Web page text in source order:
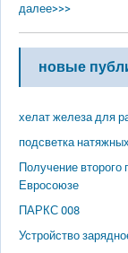
далее>>>
новые
хелат железа для
подсветка
Получение
Евросоюзе
ПАРКС 008
Устройство